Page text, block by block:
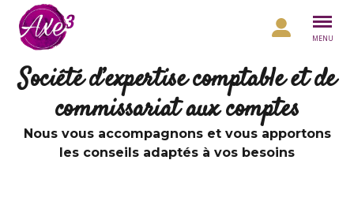
Aller au contenu
MENU
Société d’expertise comptable et de
commissariat aux comptes
Nous vous accompagnons et vous apportons
les conseils adaptés à vos besoins